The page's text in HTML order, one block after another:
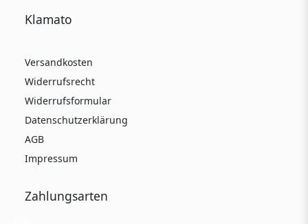
Klamato
Versandkosten
Widerrufsrecht
Widerrufsformular
Datenschutzerklärung
AGB
Impressum
Zahlungsarten